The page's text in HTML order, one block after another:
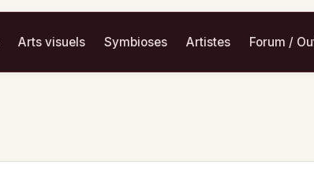
Arts visuels Symbioses Artistes Forum /